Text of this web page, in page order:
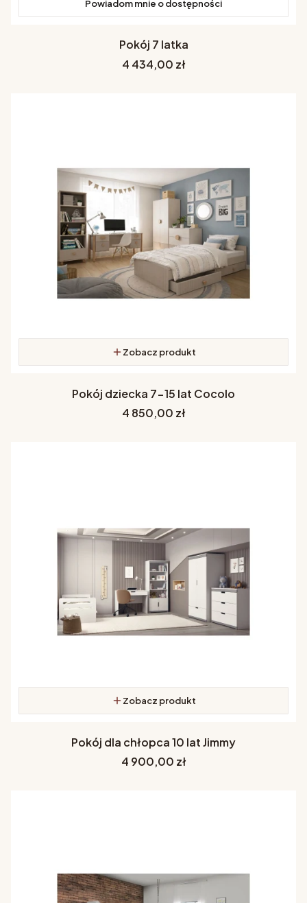
Powiadom mnie o dostępności
Pokój 7 latka
Cena
4 434,00 zł
Zobacz produkt
Pokój dziecka 7-15 lat Cocolo
Cena
4 850,00 zł
Zobacz produkt
Pokój dla chłopca 10 lat Jimmy
Cena
4 900,00 zł